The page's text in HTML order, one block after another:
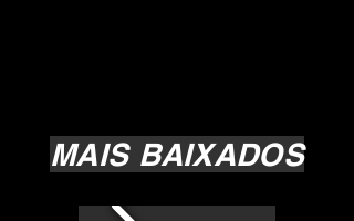
MAIS BAIXADOS